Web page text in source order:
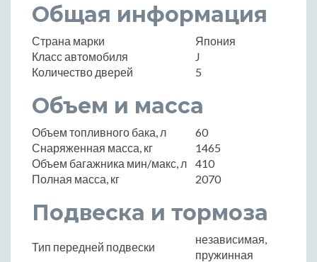
Общая информация
Страна марки
Япония
Класс автомобиля
J
Количество дверей
5
Объем и масса
Объем топливного бака, л
60
Снаряженная масса, кг
1465
Объем багажника мин/макс, л
410
Полная масса, кг
2070
Подвеска и тормоза
Тип передней подвески
независимая,
пружинная